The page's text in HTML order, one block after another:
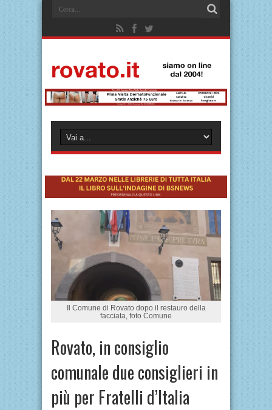
Il Comune di Rovato dopo il restauro della
facciata, foto Comune
Rovato, in consiglio
comunale due consiglieri in
più per Fratelli d’Italia